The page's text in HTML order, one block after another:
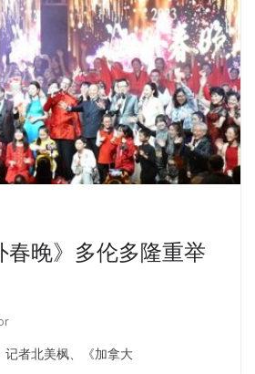
春晚》多伦多隆重举
记者北美枫、《加拿大